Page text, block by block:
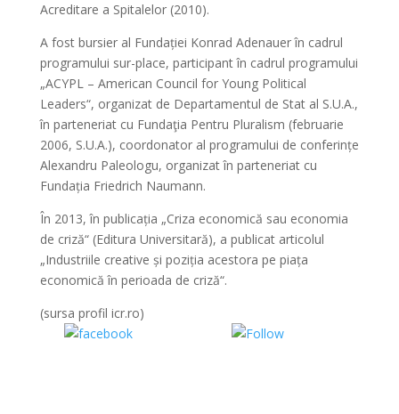
Acreditare a Spitalelor (2010).
A fost bursier al Fundației Konrad Adenauer în cadrul
programului sur-place, participant în cadrul programului
„ACYPL – American Council for Young Political
Leaders“, organizat de Departamentul de Stat al S.U.A.,
în parteneriat cu Fundaţia Pentru Pluralism (februarie
2006, S.U.A.), coordonator al programului de conferințe
Alexandru Paleologu, organizat în parteneriat cu
Fundația Friedrich Naumann.
În 2013, în publicația „Criza economică sau economia
de criză“ (Editura Universitară), a publicat articolul
„Industriile creative și poziția acestora pe piața
economică în perioada de criză“.
(sursa profil icr.ro)
Share on